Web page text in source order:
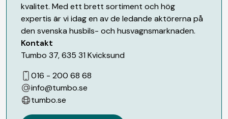
kvalitet. Med ett brett sortiment och hög
expertis är vi idag en av de ledande aktörerna på
den svenska husbils- och husvagnsmarknaden.
Kontakt
Tumbo 37,635 31 Kvicksund
016 - 200 68 68
info@tumbo.se
tumbo.se